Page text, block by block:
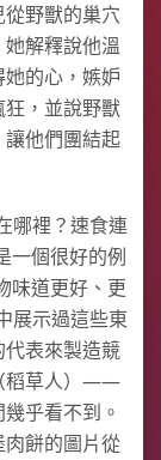
野獸的巢穴
解釋說他溫
的心，嫉妒
，並說野獸
他們團結起
哪裡？速食連
一個很好的例
味道更好、更
展示過這些東
表來製造競
稻草人）——
乎看不到。
餅的圖片從